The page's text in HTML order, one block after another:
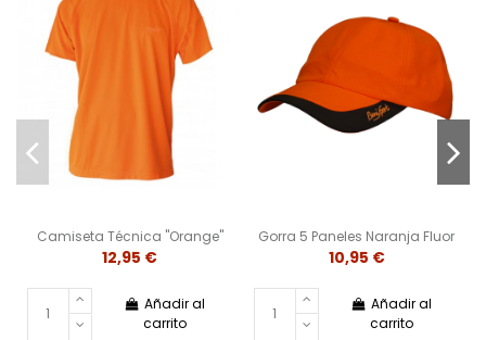
Camiseta Técnica "Orange"
12,95 €
Añadir al
carrito
Gorra 5 Paneles Naranja Fluor
10,95 €
Añadir al
carrito